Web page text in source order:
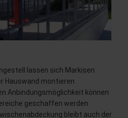
lassen sich Markisen
Hauswand montieren
Anbindungsmöglichkeit können
geschaffen werden
bleibt auch der